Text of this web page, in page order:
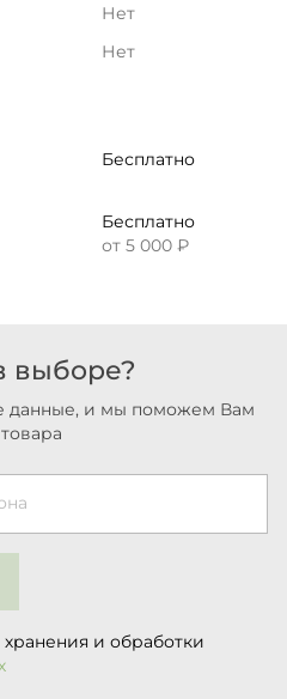
Нет
Нет
Бесплатно
Бесплатно
от 5 000 ₽
выборе?
данные, и мы поможем Вам
и обработки